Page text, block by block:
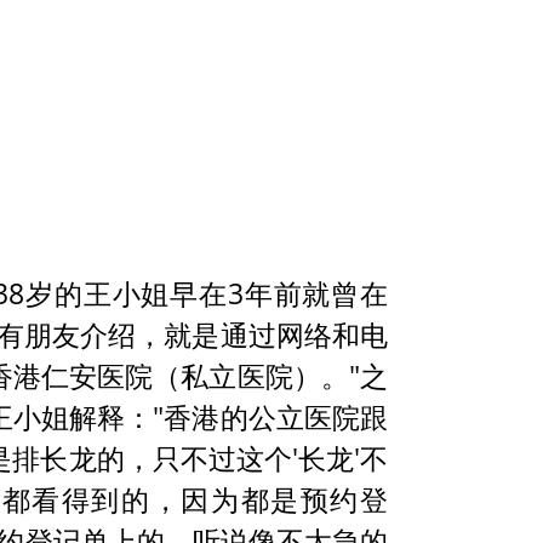
岁的王小姐早在3年前就曾在
朋友介绍，就是通过网络和电
仁安医院（私立医院）。"之
姐解释："香港的公立医院跟
长龙的，只不过这个'长龙'不
看得到的，因为都是预约登